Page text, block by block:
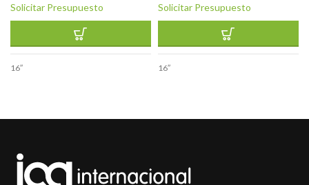
Solicitar Presupuesto
16″
Solicitar Presupuesto
16″